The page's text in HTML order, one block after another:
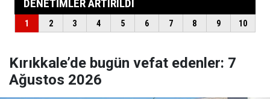
Kırıkkale’de bugün vefat edenler: 7
Ağustos 2026